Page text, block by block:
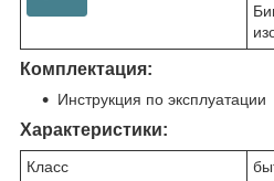
Комплектация:
Инструкция по эксплуатации
Характеристики:
Класс